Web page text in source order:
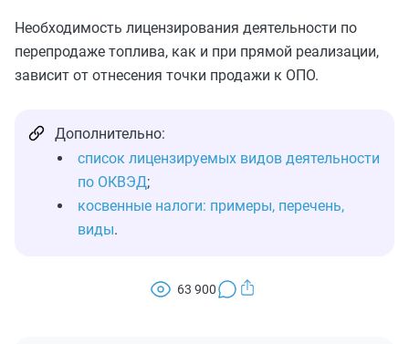
Необходимость лицензирования деятельности по
перепродаже топлива, как и при прямой реализации,
зависит от отнесения точки продажи к ОПО.
Дополнительно:
список лицензируемых видов деятельности
по ОКВЭД;
косвенные налоги: примеры, перечень,
виды.
63 900